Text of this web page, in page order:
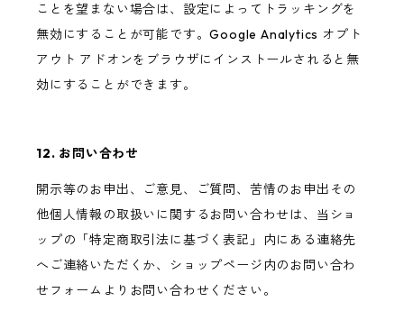
ことを望まない場合は、設定によってトラッキングを
無効にすることが可能です。Google Analytics オプト
アウト アドオンをブラウザにインストールされると無
効にすることができます。
12. お問い合わせ
開示等のお申出、ご意見、ご質問、苦情のお申出その
他個人情報の取扱いに関するお問い合わせは、当ショ
ップの「特定商取引法に基づく表記」内にある連絡先
へご連絡いただくか、ショップページ内のお問い合わ
せフォームよりお問い合わせください。